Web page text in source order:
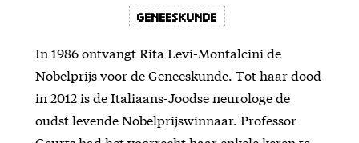
Geneeskunde
In 1986 ontvangt Rita Levi-Montalcini de
Nobelprijs voor de Geneeskunde. Tot haar dood
in 2012 is de Italiaans-Joodse neurologe de
oudst levende Nobelprijswinnaar. Professor